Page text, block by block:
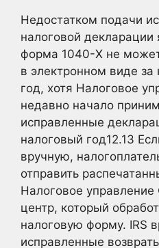
Недостатком подачи
налоговой декларации
форма 1040-X не
в электронном виде
год, хотя Налоговое
недавно начало
исправленные
налоговый год12.13
вручную,
отправить
Налоговое
центр, который
налоговую форму. IRS
исправленные